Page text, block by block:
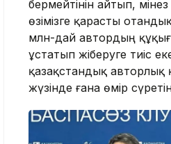
бермейтінін айтып,
өзімізге қарасты
млн-дай автордың
ұстатып жіберуге тиіс
қазақстандық авторлық
жүзінде ғана өмір